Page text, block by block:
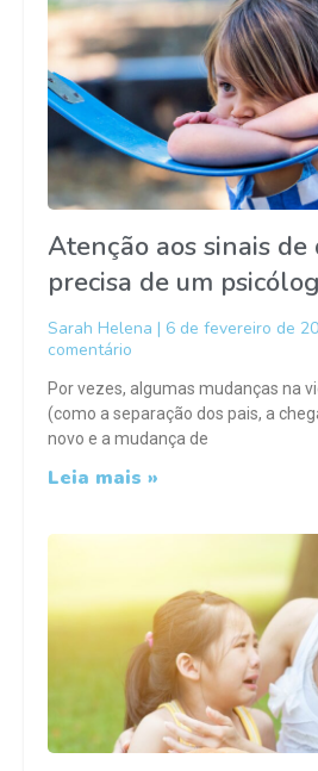
Atenção aos sinais
precisa de um
Sarah Helena 6 de fevereiro de
comentário
Por vezes, algumas mudanças na
(como a separação dos pais, a
novo e a mudança de
Leia mais »